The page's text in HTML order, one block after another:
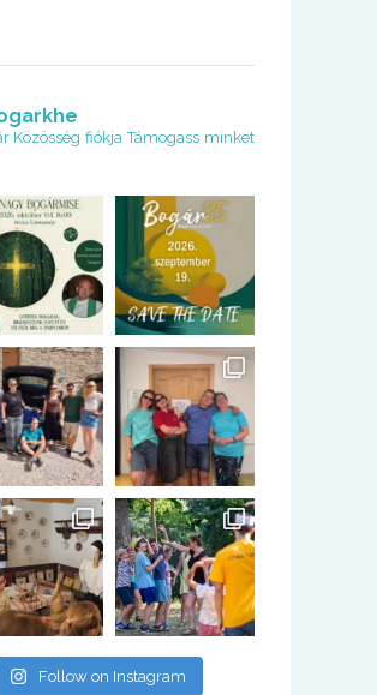
Közösség fiókja Támogass minket
Follow on Instagram